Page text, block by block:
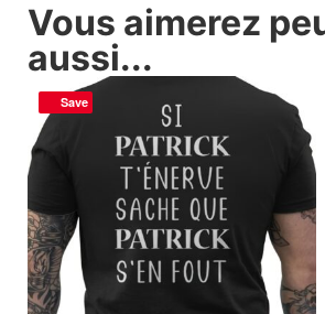
Vous aimerez
aussi...
Save